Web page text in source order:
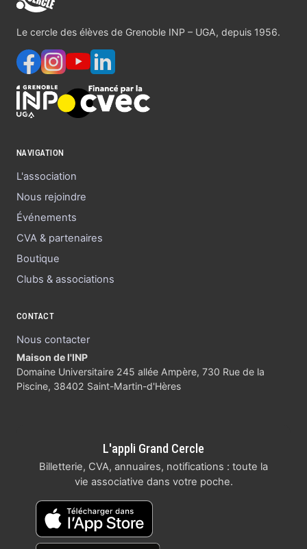
Le cercle des élèves de Grenoble INP – UGA, depuis 1956.
NAVIGATION
L'association
Nous rejoindre
Événements
CVA & partenaires
Boutique
Clubs & associations
CONTACT
Nous contacter
Maison de l'INP
Domaine Universitaire 245 allée Ampère, 730 Rue de la
Piscine, 38402 Saint-Martin-d'Hères
L'appli Grand Cercle
Billetterie, CVA, annuaires, notifications : toute la
vie associative dans votre poche.